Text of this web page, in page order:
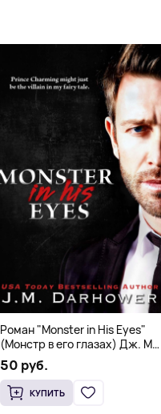
Роман "Monster in His Eyes"
(Монстр в его глазах) Дж. М.
Дарховер | Mafia Romance
18+
50 руб.
КУПИТЬ